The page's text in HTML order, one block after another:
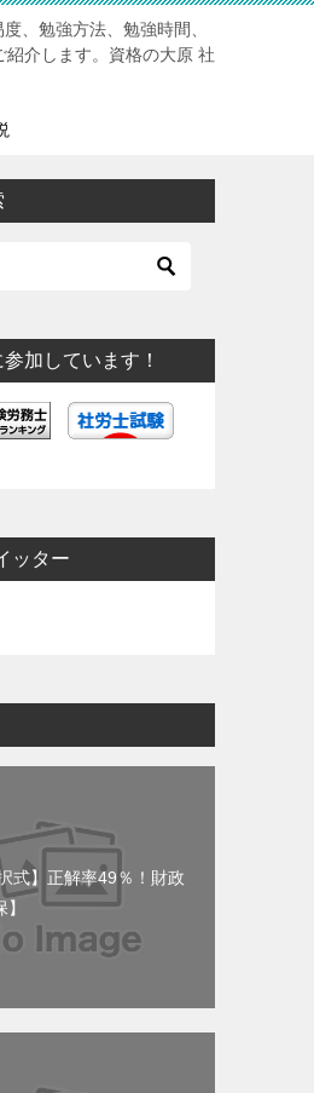
、勉強方法、勉強時間、
介します。資格の大原 社
加しています！
ッター
式】正解率49％！財政